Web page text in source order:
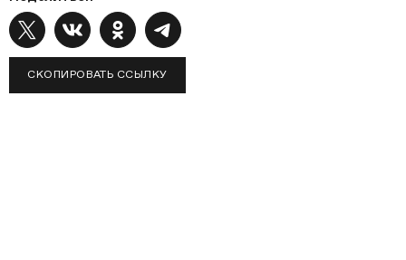
СКОПИРОВАТЬ ССЫЛКУ